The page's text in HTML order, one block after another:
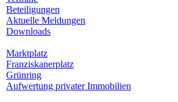
Beteiligungen
Aktuelle Meldungen
Downloads
Marktplatz
Franziskanerplatz
Grünring
Aufwertung privater Immobilien